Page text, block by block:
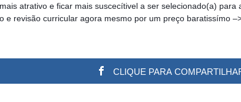
atrativo e ficar mais suscecítivel a ser selecionado(a) para
e revisão curricular agora mesmo por um preço baratissímo
CLIQUE PARA